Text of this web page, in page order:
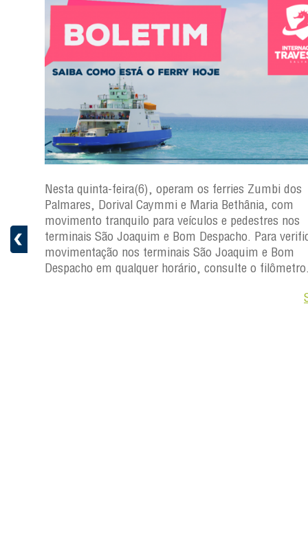
Nesta quinta-feira(6), operam os ferries Zumbi dos
Palmares, Dorival Caymmi e Maria Bethânia, com
movimento tranquilo para veículos e pedestres nos
terminais São Joaquim e Bom Despacho. Para
movimentação nos terminais São Joaquim e Bom
Despacho em qualquer horário, consulte o